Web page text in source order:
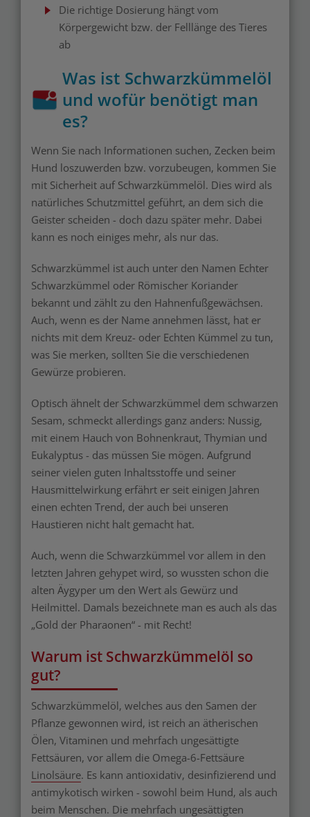
Die richtige Dosierung hängt vom
Körpergewicht bzw. der Felllänge des Tieres
ab
Was ist Schwarzkümmelöl
und wofür benötigt man
es?
Wenn Sie nach Informationen suchen, Zecken beim
Hund loszuwerden bzw. vorzubeugen, kommen Sie
mit Sicherheit auf Schwarzkümmelöl. Dies wird als
natürliches Schutzmittel geführt, an dem sich die
Geister scheiden - doch dazu später mehr. Dabei
kann es noch einiges mehr, als nur das.
Schwarzkümmel ist auch unter den Namen Echter
Schwarzkümmel oder Römischer Koriander
bekannt und zählt zu den Hahnenfußgewächsen.
Auch, wenn es der Name annehmen lässt, hat er
nichts mit dem Kreuz- oder Echten Kümmel zu tun,
was Sie merken, sollten Sie die verschiedenen
Gewürze probieren.
Optisch ähnelt der Schwarzkümmel dem schwarzen
Sesam, schmeckt allerdings ganz anders: Nussig,
mit einem Hauch von Bohnenkraut, Thymian und
Eukalyptus - das müssen Sie mögen. Aufgrund
seiner vielen guten Inhaltsstoffe und seiner
Hausmittelwirkung erfährt er seit einigen Jahren
einen echten Trend, der auch bei unseren
Haustieren nicht halt gemacht hat.
Auch, wenn die Schwarzkümmel vor allem in den
letzten Jahren gehypet wird, so wussten schon die
alten Äygyper um den Wert als Gewürz und
Heilmittel. Damals bezeichnete man es auch als das
„Gold der Pharaonen“ - mit Recht!
Warum ist Schwarzkümmelöl so
gut?
Schwarzkümmelöl, welches aus den Samen der
Pflanze gewonnen wird, ist reich an ätherischen
Ölen, Vitaminen und mehrfach ungesättigte
Fettsäuren, vor allem die Omega-6-Fettsäure
Linolsäure. Es kann antioxidativ, desinfizierend und
antimykotisch wirken - sowohl beim Hund, als auch
beim Menschen. Die mehrfach ungesättigten